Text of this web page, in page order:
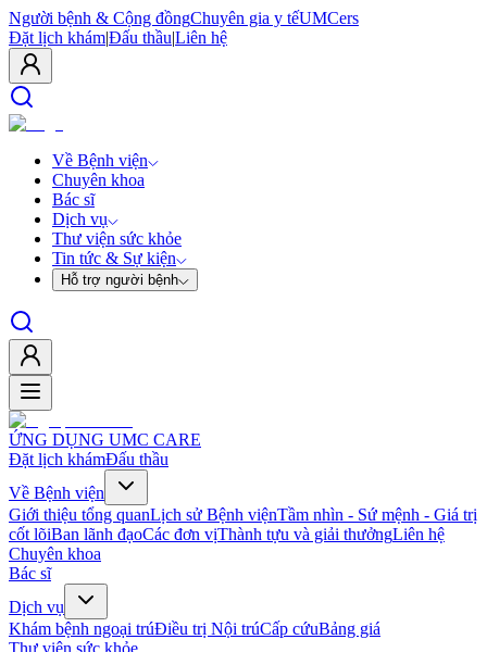
Người bệnh & Cộng đồngChuyên gia y tếUMCers
Đặt lịch khám|Đấu thầu|Liên hệ
Về Bệnh viện
Chuyên khoa
Bác sĩ
Dịch vụ
Thư viện sức khỏe
Tin tức & Sự kiện
Hỗ trợ người bệnh
ỨNG DỤNG UMC CARE
Đặt lịch khámĐấu thầu
Về Bệnh viện
Giới thiệu tổng quanLịch sử Bệnh việnTầm nhìn - Sứ mệnh - Giá trị
cốt lõiBan lãnh đạoCác đơn vịThành tựu và giải thưởngLiên hệ
Chuyên khoa
Bác sĩ
Dịch vụ
Khám bệnh ngoại trúĐiều trị Nội trúCấp cứuBảng giá
Thư viện sức khỏe